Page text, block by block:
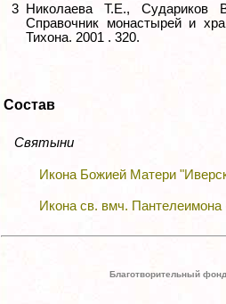
3
Николаева Т.Е., Судариков
Справочник монастырей и
Тихона. 2001 . 320.
Состав
Святыни
Икона Божией Матери
Икона св. вмч. Пантелеимона
Благотворительный